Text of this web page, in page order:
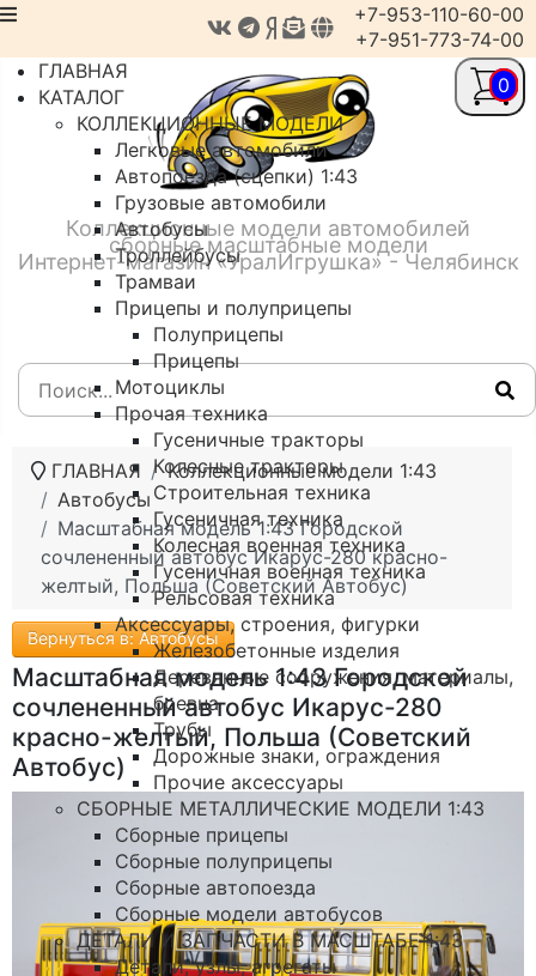
Коллекционные модели автомобилей
сборные масштабные модели
Интернет-магазин «УралИгрушка» - Челябинск
+7-953-110-60-00
+7-951-773-74-00
ГЛАВНАЯ
КАТАЛОГ
КОЛЛЕКЦИОННЫЕ МОДЕЛИ
Легковые автомобили
Автопоезда (сцепки) 1:43
Грузовые автомобили
Автобусы
Троллейбусы
Трамваи
Прицепы и полуприцепы
Полуприцепы
Прицепы
Мотоциклы
Прочая техника
Гусеничные тракторы
Колесные тракторы
Строительная техника
Гусеничная техника
Колесная военная техника
Гусеничная военная техника
Рельсовая техника
Аксессуары, строения, фигурки
Железобетонные изделия
Деревянные сооружения, материалы,
бревна
Трубы
Дорожные знаки, ограждения
Прочие аксессуары
СБОРНЫЕ МЕТАЛЛИЧЕСКИЕ МОДЕЛИ 1:43
Сборные прицепы
Сборные полуприцепы
Сборные автопоезда
Сборные модели автобусов
ДЕТАЛИ И ЗАПЧАСТИ В МАСШТАБЕ 1:43
Детали, узлы, агрегаты
ГЛАВНАЯ
Коллекционные модели 1:43
Автобусы
Масштабная модель 1:43 Городской
сочлененный автобус Икарус-280 красно-
желтый, Польша (Советский Автобус)
Вернуться в: Автобусы
Масштабная модель 1:43 Городской
сочлененный автобус Икарус-280
красно-желтый, Польша (Советский
Автобус)
0